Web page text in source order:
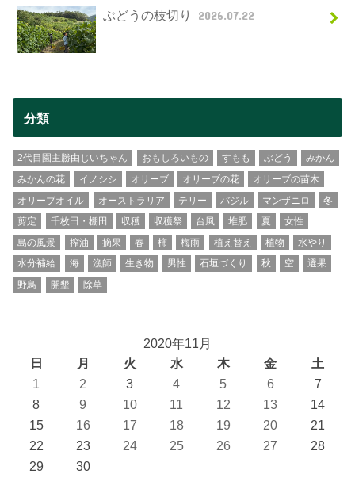
ぶどうの枝切り 2026.07.22
分類
2代目園主勝由じいちゃん おもしろいもの すもも ぶどう
みかん
みかんの花
イノシシ オリーブ オリーブの花
オリーブの苗木
オリーブオイル
オーストラリア テリー バジル マンザニロ
冬
剪定
千枚田・棚田 収穫 収穫祭 台風 堆肥 夏
女性
島の風景
搾油 摘果 春 柿 梅雨 植え替え 植物
水やり
水分補給
海 漁師 生き物 男性 石垣づくり 秋 空
選果
野鳥
開墾 除草
2020年11月
日
月 火 水 木 金 土
1 2 3 4 5 6
7
8
9 10 11 12 13
14
15
16 17 18 19 20
21
22
23 24 25 26 27
28
29
30